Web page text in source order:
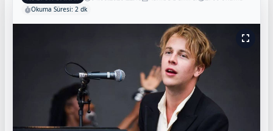
Okuma Süresi: 2 dk